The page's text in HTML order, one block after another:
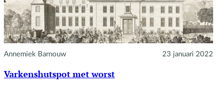
Annemiek Barnouw 23 januari 2022
Varkenshutspot met worst